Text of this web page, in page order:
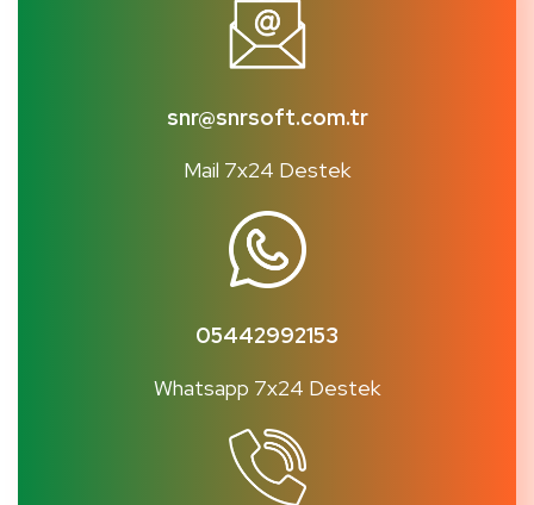
snr@snrsoft.com.tr
Mail 7x24 Destek
05442992153
Whatsapp 7x24 Destek